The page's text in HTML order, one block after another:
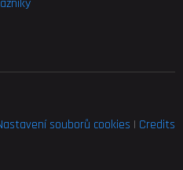
souborů cookies | Credits